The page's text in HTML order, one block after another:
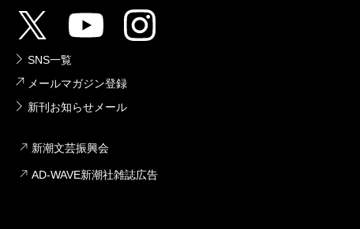
SNS一覧
メールマガジン登録
新刊お知らせメール
新潮文芸振興会
AD-WAVE新潮社雑誌広告